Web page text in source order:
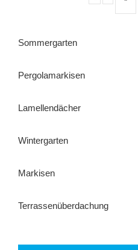
Sommergarten
Pergolamarkisen
Lamellendächer
Wintergarten
Markisen
Terrassenüberdachung